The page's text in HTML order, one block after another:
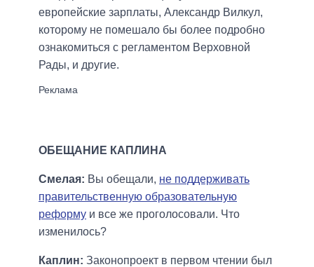
европейские зарплаты, Александр Вилкул,
которому не помешало бы более подробно
ознакомиться с регламентом Верховной
Рады, и другие.
ОБЕЩАНИЕ КАПЛИНА
Смелая: Вы обещали, не поддерживать
правительственную образовательную
реформу и все же проголосовали. Что
изменилось?
Каплин: Законопроект в первом чтении был